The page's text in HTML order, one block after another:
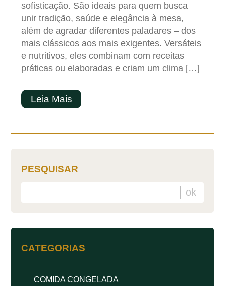
sofisticação. São ideais para quem busca
unir tradição, saúde e elegância à mesa,
além de agradar diferentes paladares – dos
mais clássicos aos mais exigentes. Versáteis
e nutritivos, eles combinam com receitas
práticas ou elaboradas e criam um clima […]
Leia Mais
PESQUISAR
CATEGORIAS
COMIDA CONGELADA